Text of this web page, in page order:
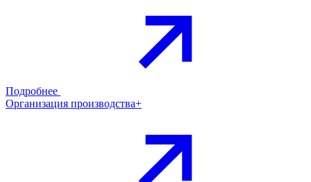
Подробнее
Организация производства+